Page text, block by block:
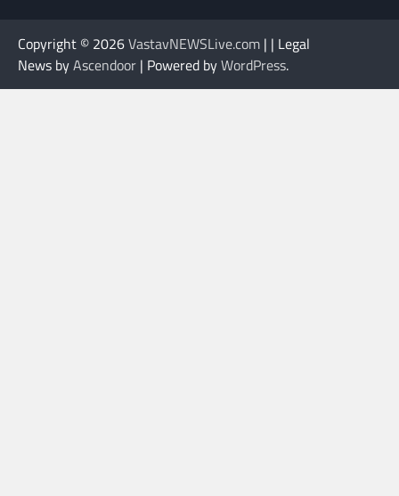
Copyright © 2026VastavNEWSLive.com | | Legal
News byAscendoor | Powered byWordPress.